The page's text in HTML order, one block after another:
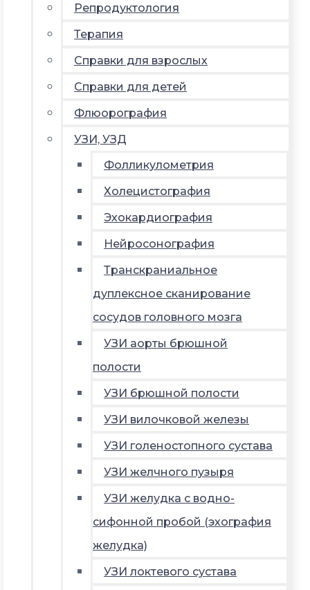
Репродуктология
Терапия
Справки для взрослых
Справки для детей
Флюорография
УЗИ, УЗД
Фолликулометрия
Холецистография
Эхокардиография
Нейросонография
Транскраниальное
дуплексное сканирование
сосудов головного мозга
УЗИ аорты брюшной
полости
УЗИ брюшной полости
УЗИ вилочковой железы
УЗИ голеностопного сустава
УЗИ желчного пузыря
УЗИ желудка с водно-
сифонной пробой (эхография
желудка)
УЗИ локтевого сустава